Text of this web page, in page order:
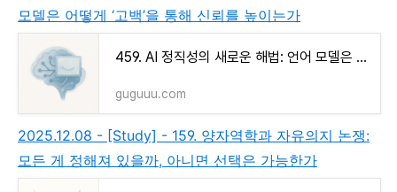
모델은 어떻게 ‘고백’을 통해 신뢰를 높이는가
459. AI 정직성의 새로운 해법: 언어 모델은 어떻게 ‘고백’을 통해 신뢰를 높이는가
guguuu.com
2025.12.08 - [Study] - 159. 양자역학과 자유의지 논쟁:
모든 게 정해져 있을까, 아니면 선택은 가능한가